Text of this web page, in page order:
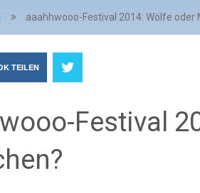
aaahhwooo-Festival 2014: Wölfe oder
TEILEN
Festival